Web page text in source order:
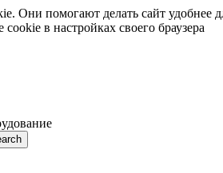
Они помогают делать сайт удобнее
в настройках своего браузера